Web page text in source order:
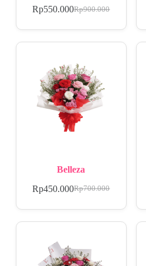
Rp900.000
Rp550.000
Belleza
Rp700.000
Rp450.000